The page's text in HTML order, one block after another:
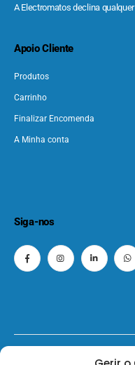
A Electromatos declina
Apoio Cliente
Produtos
Carrinho
Finalizar Encomenda
A Minha conta
Siga-nos
©